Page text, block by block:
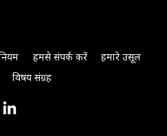
हमसे संपर्क करें
हमारे उसूल
विषय संग्रह